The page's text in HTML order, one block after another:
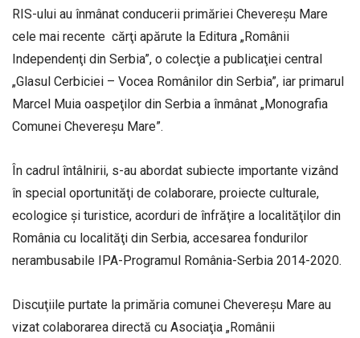
RIS-ului au înmânat conducerii primăriei Chevereșu Mare
cele mai recente cărţi apărute la Editura „Românii
Independenţi din Serbia”, o colecţie a publicaţiei central
„Glasul Cerbiciei – Vocea Românilor din Serbia”, iar primarul
Marcel Muia oaspeţilor din Serbia a înmânat „Monografia
Comunei Chevereşu Mare”.
În cadrul întâlnirii, s-au abordat subiecte importante vizând
în special oportunităţi de colaborare, proiecte culturale,
ecologice şi turistice, acorduri de înfrăţire a localităţilor din
România cu localităţi din Serbia, accesarea fondurilor
nerambusabile IPA-Programul România-Serbia 2014-2020.
Discuţiile purtate la primăria comunei Chevereşu Mare au
vizat colaborarea directă cu Asociaţia „Românii